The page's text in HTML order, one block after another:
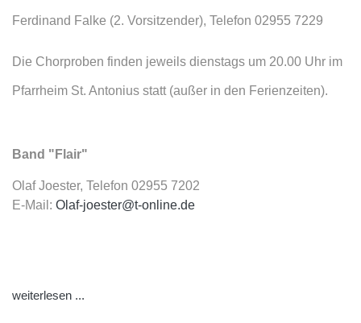
Ferdinand Falke (2. Vorsitzender), Telefon 02955 7229
Die Chorproben finden jeweils dienstags um 20.00 Uhr im
Pfarrheim St. Antonius statt (außer in den Ferienzeiten).
Band "Flair"
Olaf Joester, Telefon 02955 7202
E-Mail: Olaf-joester@t-online.de
weiterlesen ...